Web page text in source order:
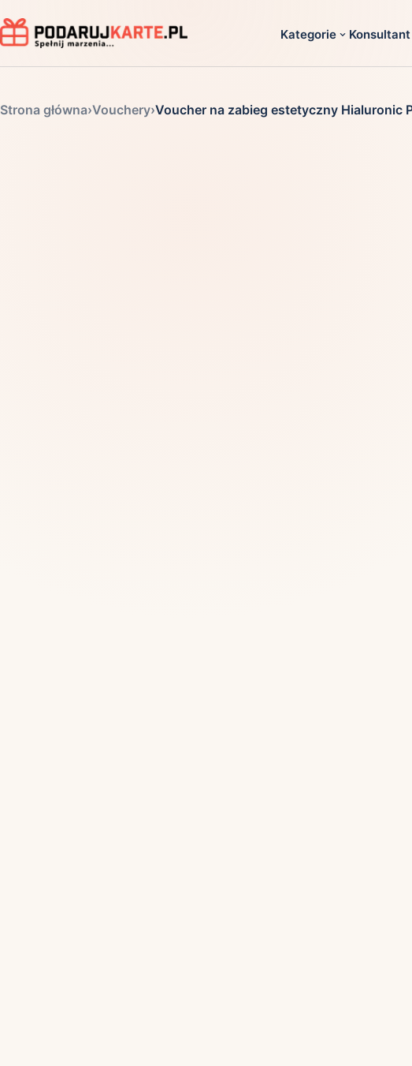
Kategorie Konsultant
Strona główna›Vouchery›Voucher na zabieg estetyczny Hialuronic